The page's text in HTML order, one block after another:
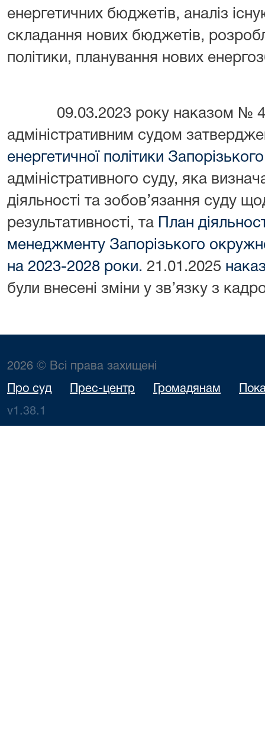
енергетичних бюджетів, аналіз
складання нових бюджетів,
політики, планування нових
09.03.2023 року наказом № 4
адміністративним судом
енергетичної політики Запорізького
адміністративного суду, яка
діяльності та зобов’язання суду
результативності, та
План
менеджменту Запорізького
на 2023-2028 роки. 21.01.2025
були внесені зміни у зв’язку з
2026 © Всі права захищені
Про суд Прес-центр Громадянам
v1.38.1